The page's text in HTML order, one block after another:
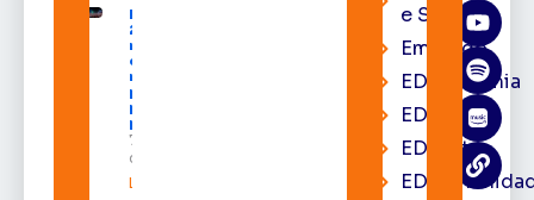
Expofeira
2026 começa
neste sábado
com shows,
negócios e
programação
para todos os
públicos
7 de agosto
de 2026
Leia mais »
e Saúde
Emprego
EDacademia
EDbrasília
EDcast